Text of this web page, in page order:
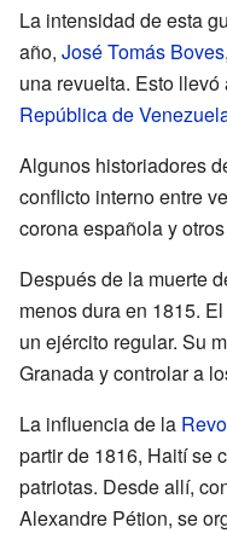
La intensidad de esta
año, José Tomás Boves
una revuelta. Esto
República de
Algunos historiadores
conflicto interno entre
corona española y
Después de la muerte
menos dura en 1815.
un ejército regular. Su
Granada y controlar a
La influencia de la
partir de 1816, Haití se
patriotas. Desde allí,
Alexandre Pétion, se